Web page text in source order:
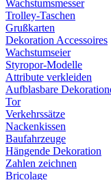
Wachstumsmesser
Trolley-Taschen
Grußkarten
Dekoration Accessoires
Wachstumseier
Styropor-Modelle
Attribute verkleiden
Aufblasbare
Tor
Verkehrssätze
Nackenkissen
Baufahrzeuge
Hängende Dekoration
Zahlen zeichnen
Bricolage